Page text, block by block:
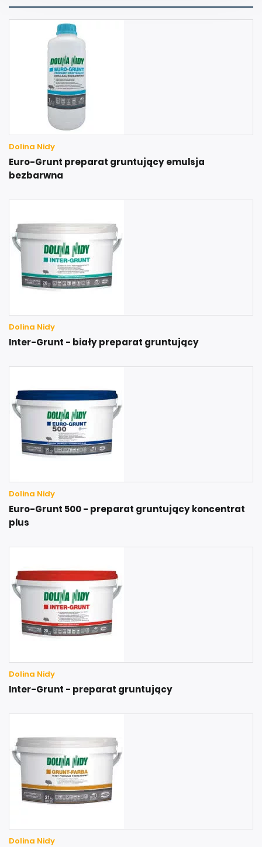
Dolina Nidy
Euro-Grunt preparat gruntujący emulsja
bezbarwna
Dolina Nidy
Inter-Grunt - biały preparat gruntujący
Dolina Nidy
Euro-Grunt 500 - preparat gruntujący koncentrat
plus
Dolina Nidy
Inter-Grunt - preparat gruntujący
Dolina Nidy